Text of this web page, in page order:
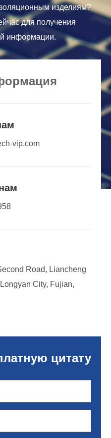
изделиям?
для получения
информации.
vip.com
Road, Liancheng
City, Fujian,
цитату